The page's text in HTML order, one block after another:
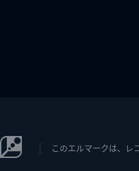
このエルマークは、レ